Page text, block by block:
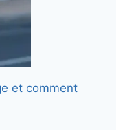
et comment